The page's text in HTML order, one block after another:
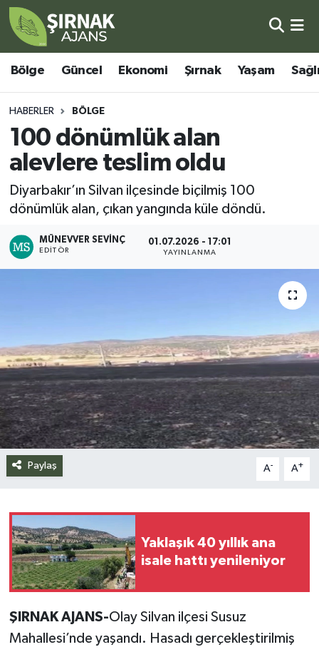
Bölge Güncel Ekonomi Şırnak Yaşam
HABERLER BÖLGE
100 dönümlük alan
alevlere teslim oldu
Diyarbakır’ın Silvan ilçesinde biçilmiş 100
dönümlük alan, çıkan yangında küle döndü.
MÜNEVVER SEVINÇ
EDITÖR
01.07.2026 - 17:01
YAYINLANMA
Paylaş A- A+
Yaklaşık 40 yıllık ana
isale hattı yenileniyor
ŞIRNAK AJANS-Olay Silvan ilçesi Susuz
Mahallesi’nde yaşandı. Hasadı gerçekleştirilmiş
Bölge
Güncel
Ekonomi
Şırnak
Sağlık
Eğitim
Siyaset
Spor
Teknoloji
Yazarlar
Şırnak Nöbetçi Eczaneler
Şırnak Hava Durumu
Şirnak Namaz Vakitleri
Şırnak Trafik Yoğunluk Haritası
Süper Lig Puan Durumu ve Fikstür
Tüm Manşetler
Son Dakika Haberleri